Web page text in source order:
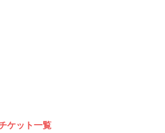
ケット一覧